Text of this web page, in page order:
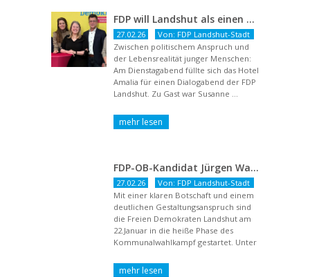
FDP will Landshut als einen echten Chancenort gestalten
27.02.26
Von: FDP Landshut-Stadt
Zwischen politischem Anspruch und
der Lebensrealität junger Menschen:
Am Dienstagabend füllte sich das Hotel
Amalia für einen Dialogabend der FDP
Landshut. Zu Gast war Susanne ...
FDP-OB-Kandidat Jürgen Wachter: „Politik auf Pump ist unsozial“
27.02.26
Von: FDP Landshut-Stadt
Mit einer klaren Botschaft und einem
deutlichen Gestaltungsanspruch sind
die Freien Demokraten Landshut am
22.Januar in die heiße Phase des
Kommunalwahlkampf gestartet. Unter